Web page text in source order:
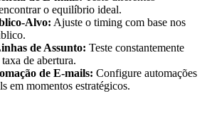
o equilíbrio ideal.
Alvo: Ajuste o timing com base nos
de Assunto: Teste constantemente
de abertura.
de E-mails: Configure automações
em momentos estratégicos.